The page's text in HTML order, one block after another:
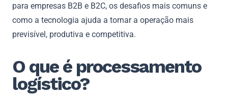
para empresas B2B e B2C, os desafios mais comuns e
como a tecnologia ajuda a tornar a operação mais
previsível, produtiva e competitiva.
O que é processamento
logístico?